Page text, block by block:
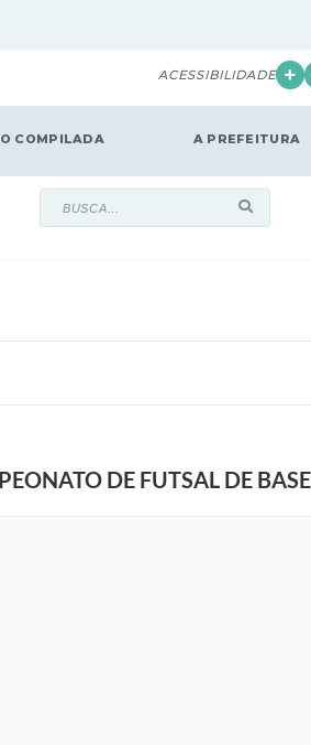
ACESSIBILIDADE
COMPILADA A PREFEITURA
DE FUTSAL DE BASE